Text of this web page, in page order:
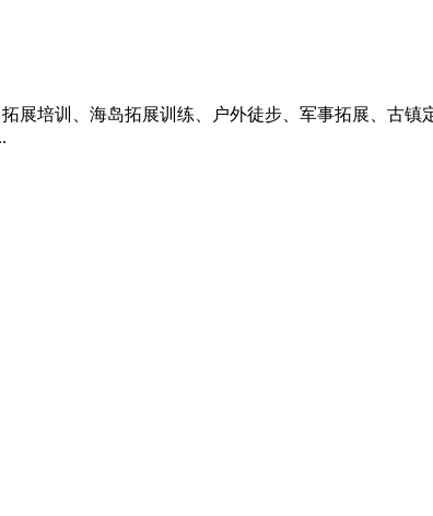
展培训、海岛拓展训练、户外徒步、军事拓展、古